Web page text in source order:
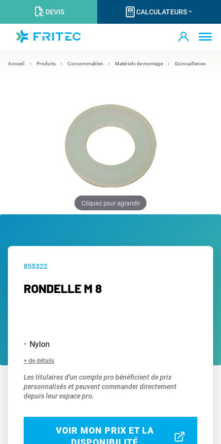
DEVIS CALCULATEURS
Accueil Produits Consommables Matériels de montage Quincailleries
Cliquez pour agrandir
855322
RONDELLE M 8
Nylon
+ de détails
Les titulaires d'un compte pro bénéficient de prix
personnalisés et peuvent commander directement
depuis leur espace pro.
VOIR MON PRIX ET LA